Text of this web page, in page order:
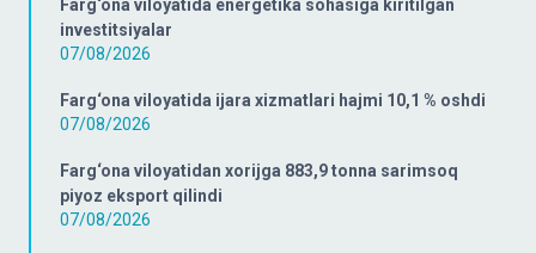
Farg‘ona viloyatida energetika sohasiga kiritilgan
investitsiyalar
07/08/2026
Farg‘ona viloyatida ijara xizmatlari hajmi 10,1 % oshdi
07/08/2026
Farg‘ona viloyatidan xorijga 883,9 tonna sarimsoq
piyoz eksport qilindi
07/08/2026